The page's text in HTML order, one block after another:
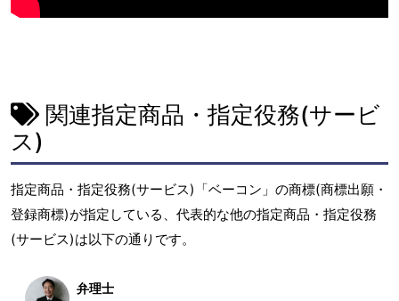
関連指定商品・指定役務(サービ
ス)
指定商品・指定役務(サービス)「ベーコン」の商標(商標出願・
登録商標)が指定している、代表的な他の指定商品・指定役務
(サービス)は以下の通りです。
弁理士